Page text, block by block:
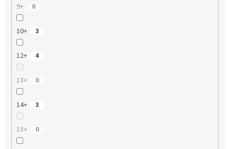
9+ 0
10+ 3
12+ 4
13+ 0
14+ 3
15+ 0